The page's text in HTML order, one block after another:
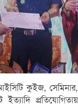
কুইজ, সেমিনার,
প্রতিযোগিতায়